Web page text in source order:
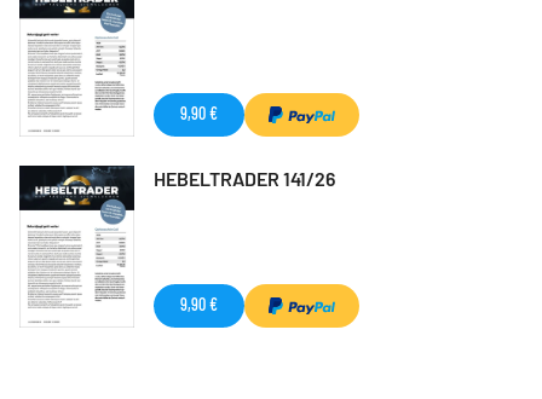
9,90 €
HEBELTRADER 141/26
9,90 €